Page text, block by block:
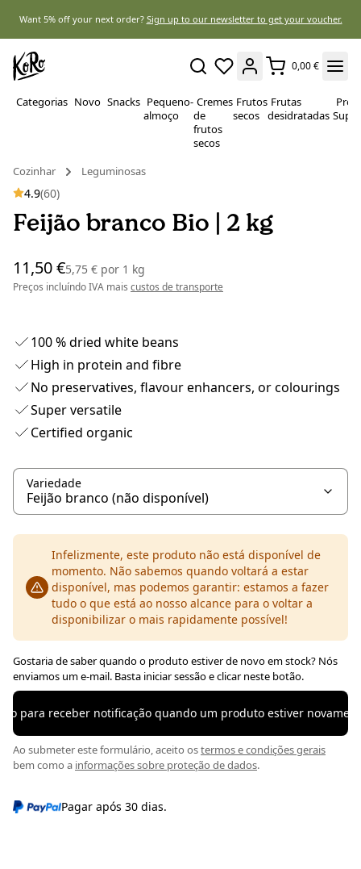
Want 5% off your next order? Sign up to our newsletter to get your voucher.
0,00 €
Categorias Novo Snacks Pequeno-
almoço
Cremes
de
frutos
secos
Frutos
secos
Frutas
desidratadas
Cozinhar Leguminosas
4.9(60)
Feijão branco Bio | 2 kg
11,50 €5,75 € por 1 kg
Preços incluíndo IVA mais custos de transporte
100 % dried white beans
High in protein and fibre
No preservatives, flavour enhancers, or colourings
Super versatile
Certified organic
Variedade
Infelizmente, este produto não está disponível de
momento. Não sabemos quando voltará a estar
disponível, mas podemos garantir: estamos a fazer
tudo o que está ao nosso alcance para o voltar a
disponibilizar o mais rapidamente possível!
Gostaria de saber quando o produto estiver de novo em stock? Nós
enviamos um e-mail. Basta iniciar sessão e clicar neste botão.
para receber notificação quando um produto estiver
Ao submeter este formulário, aceito ostermos e condições gerais
bem como a informações sobre proteção de dados.
Pagar após 30 dias.